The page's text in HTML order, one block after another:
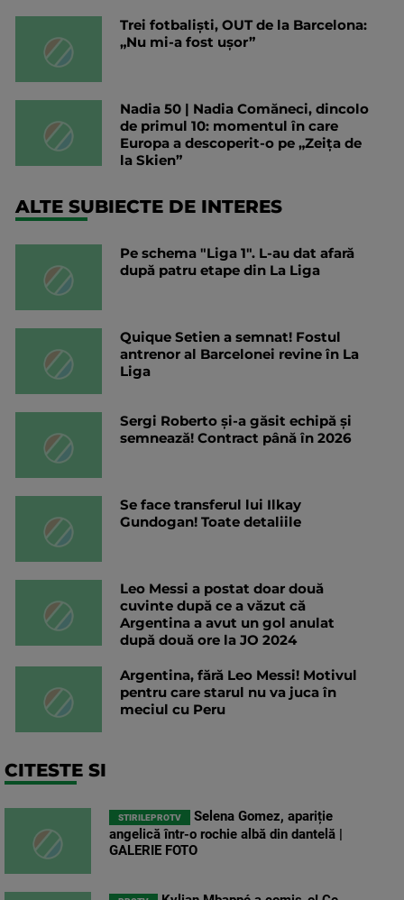
Trei fotbaliști, OUT de la Barcelona:
„Nu mi-a fost ușor”
Nadia 50 | Nadia Comăneci, dincolo
de primul 10: momentul în care
Europa a descoperit-o pe „Zeița de
la Skien”
ALTE SUBIECTE DE INTERES
Pe schema "Liga 1". L-au dat afară
după patru etape din La Liga
Quique Setien a semnat! Fostul
antrenor al Barcelonei revine în La
Liga
Sergi Roberto și-a găsit echipă și
semnează! Contract până în 2026
Se face transferul lui Ilkay
Gundogan! Toate detaliile
Leo Messi a postat doar două
cuvinte după ce a văzut că
Argentina a avut un gol anulat
după două ore la JO 2024
Argentina, fără Leo Messi! Motivul
pentru care starul nu va juca în
meciul cu Peru
CITESTE SI
STIRILEPROTV
Selena Gomez, apariție
angelică într-o rochie albă din dantelă |
GALERIE FOTO